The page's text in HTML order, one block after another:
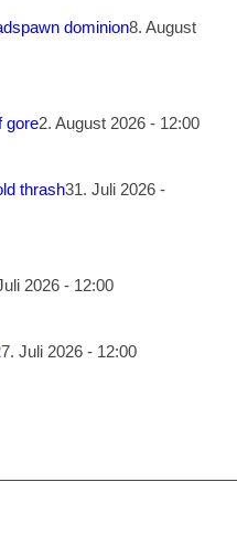
dominion8. August
gore2. August 2026 - 12:00
thrash31. Juli 2026 -
2026 - 12:00
Juli 2026 - 12:00